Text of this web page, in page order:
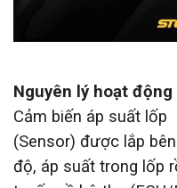
Nguyên lý hoạt động
Cảm biến áp suất lốp
(Sensor) được lắp
độ, áp suất trong lốp